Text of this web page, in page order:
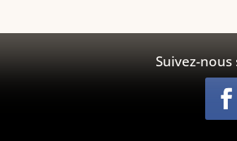
Suivez-nous